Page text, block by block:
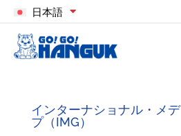
日本語
インターナショナル・メ
プ（IMG）